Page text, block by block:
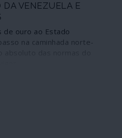
VENEZUELA E
de ouro ao Estado
na caminhada norte-